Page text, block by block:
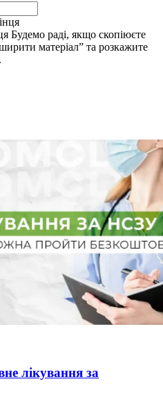
Будемо раді, якщо скопіюєте
матеріал” та розкажите
лікування за